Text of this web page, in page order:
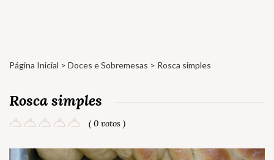
Página Inicial > Doces e Sobremesas > Rosca simples
Rosca simples
( 0 votos )